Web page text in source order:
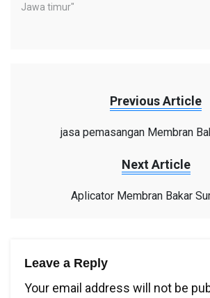
Jawa timur"
Previous Article
jasa pemasangan Membran
Next Article
Aplicator Membran Bakar
Leave a Reply
Your email address will not be